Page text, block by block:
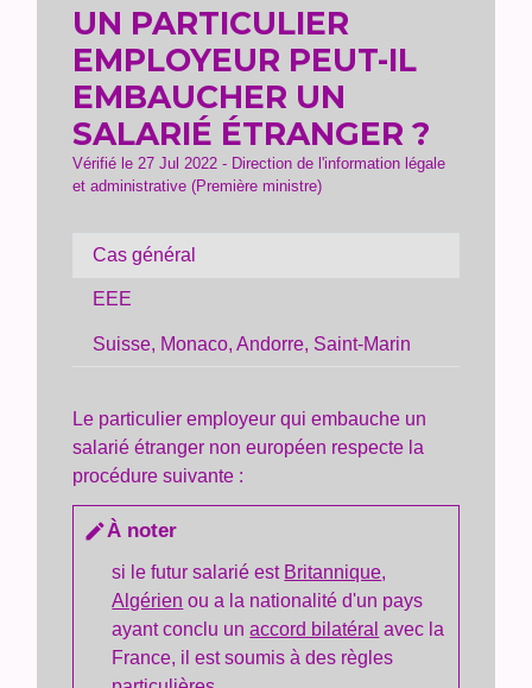
UN PARTICULIER
EMPLOYEUR PEUT-IL
EMBAUCHER UN
SALARIÉ ÉTRANGER ?
Vérifié le 27 Jul 2022 - Direction de l'information légale
et administrative (Première ministre)
Cas général
EEE
Suisse, Monaco, Andorre, Saint-Marin
Le particulier employeur qui embauche un
salarié étranger non européen respecte la
procédure suivante :
editÀ noter
si le futur salarié est Britannique,
Algérien ou a la nationalité d'un pays
ayant conclu unaccord bilatéral avec la
France, il est soumis à des règles